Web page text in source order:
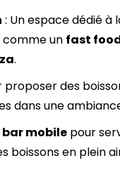
: Un espace dédié à
comme un fast
.
proposer des
dans une
bar mobile pour
boissons en plein